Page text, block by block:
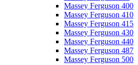
Massey Ferguson 400
Massey Ferguson 410
Massey Ferguson 415
Massey Ferguson 430
Massey Ferguson 440
Massey Ferguson 487
Massey Ferguson 500